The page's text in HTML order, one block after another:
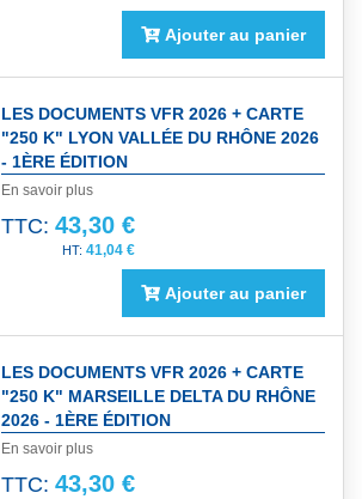
Ajouter au panier
LES DOCUMENTS VFR 2026 + CARTE
"250 K" LYON VALLÉE DU RHÔNE 2026
- 1ÈRE ÉDITION
En savoir plus
TTC: 43,30 €
41,04 €
Ajouter au panier
LES DOCUMENTS VFR 2026 + CARTE
"250 K" MARSEILLE DELTA DU RHÔNE
2026 - 1ÈRE ÉDITION
En savoir plus
TTC: 43,30 €